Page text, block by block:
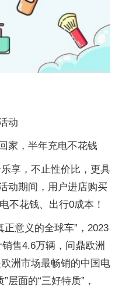
动
家，半年充电不花钱
享，不止性价比，更具
动期间，用户进店购买
不花钱、出行0成本！
意义的全球车”，2023
售4.6万辆，问鼎欧洲
洲市场最畅销的中国电
层面的“三好特质”，